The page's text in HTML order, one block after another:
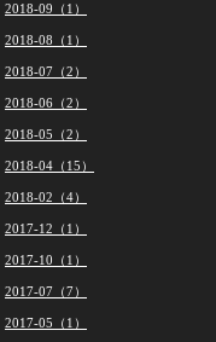
2018-09（1）
2018-08（1）
2018-07（2）
2018-06（2）
2018-05（2）
2018-04（15）
2018-02（4）
2017-12（1）
2017-10（1）
2017-07（7）
2017-05（1）